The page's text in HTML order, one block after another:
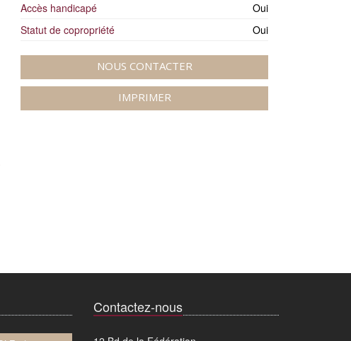
Accès handicapé
Oui
Statut de copropriété
Oui
NOUS CONTACTER
IMPRIMER
Contactez-nous